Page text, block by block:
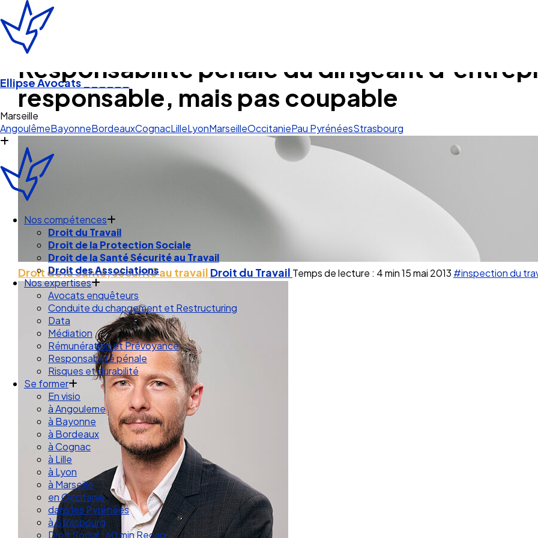
Ellipse Avocats______
O
AngoulêmeBayonneBordeauxCognacLilleLyonMarseilleOccitaniePau PyrénéesStrasbourg
Nos compétences
Droit du Travail
Droit de la Protection Sociale
Droit de la Santé Sécurité au Travail
Droit des Associations
Nos expertises
Avocats enquêteurs
Conduite du changement et Restructuring
Data
Médiation
Rémunération et Prévoyance
Responsabilité pénale
Risques et durabilité
Se former
En visio
à Angouleme
à Bayonne
à Bordeaux
à Cognac
à Lille
à Lyon
à Marseille
en Occitanie
dans les Pyrénées
à Strasbourg
Droit Social : 60 min Recap’
Responsabilité pénale du dirigeant
responsable, mais pas coupable
Droit de la Santé, sécurité au travail Droit du Travail Temps de lecture : 4 min15 mai 2013 #inspection du